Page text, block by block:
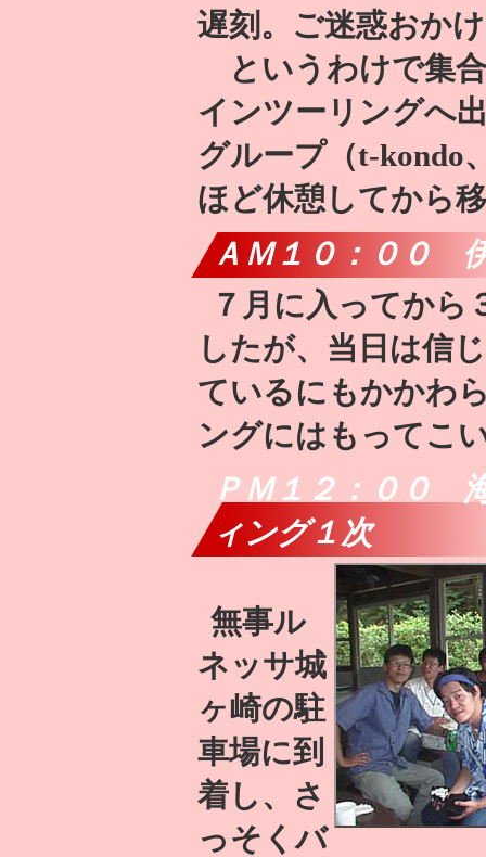
遅刻。ご迷惑おか
というわけで集
インツーリングへ
グループ（t-kondo
ほど休憩してから
ＡＭ１０：００
７月に入ってから
したが、当日は信
ているにもかかわ
ングにはもってこ
ＰＭ１２：００
ィング１次
無事ル
ネッサ城
ヶ崎の駐
車場に到
着し、さ
っそくバ